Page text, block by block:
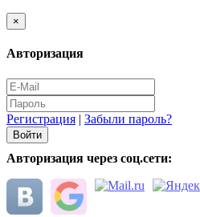
×
Авторизация
Регистрация | Забыли пароль?
Авторизация через соц.сети: